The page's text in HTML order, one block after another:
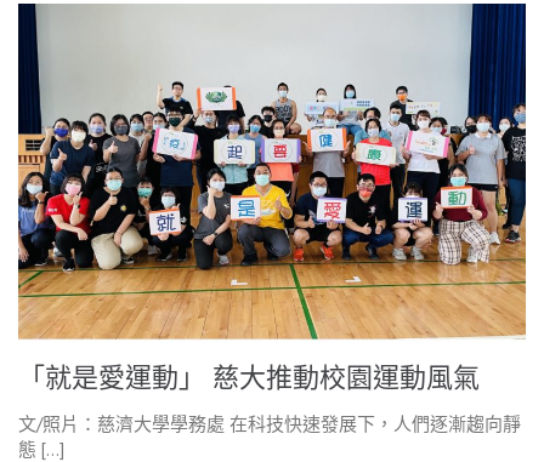
「就是愛運動」 慈大推動校園運動風氣
文/照片：慈濟大學學務處 在科技快速發展下，人們逐漸趨向靜
態 […]